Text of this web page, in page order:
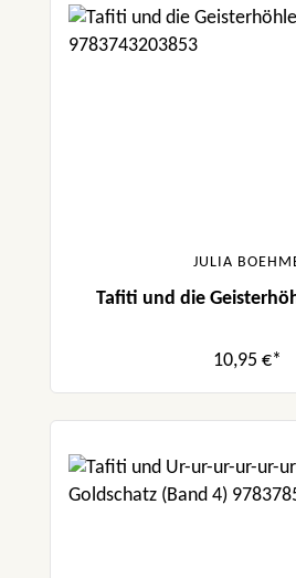
JULIA
Tafiti und die
10,95 €*